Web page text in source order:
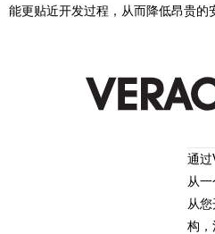
能更贴近开发过程，从而降低昂贵的
通过
从
从
构，